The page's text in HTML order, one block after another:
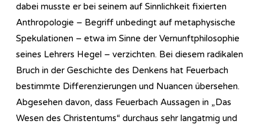
dabei musste er bei seinem auf Sinnlichkeit fixierten
Anthropologie – Begriff unbedingt auf metaphysische
Spekulationen – etwa im Sinne der Vernunftphilosophie
seines Lehrers Hegel – verzichten. Bei diesem radikalen
Bruch in der Geschichte des Denkens hat Feuerbach
bestimmte Differenzierungen und Nuancen übersehen.
Abgesehen davon, dass Feuerbach Aussagen in „Das
Wesen des Christentums“ durchaus sehr langatmig und